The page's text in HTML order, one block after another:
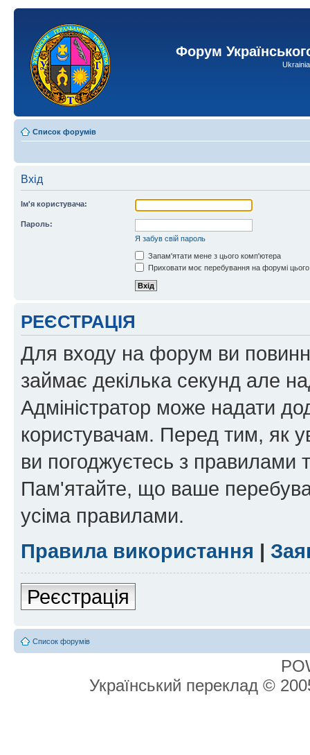
Форум
Список форумів
Вхід
Ім'я користувача:
Пароль:
Я забув свій пароль
Запам'ятати мене з цього комп'ютера
Приховати моє перебування на форумі
РЕЄСТРАЦІЯ
Для входу на форум ви
займає декілька секунд але
Адміністратор може надати
користувачам. Перед тим, як
ви погоджуєтесь з правилами
Пам'ятайте, що ваше
усіма правилами.
Правила використання |
Реєстрація
Список форумів
Український переклад ©